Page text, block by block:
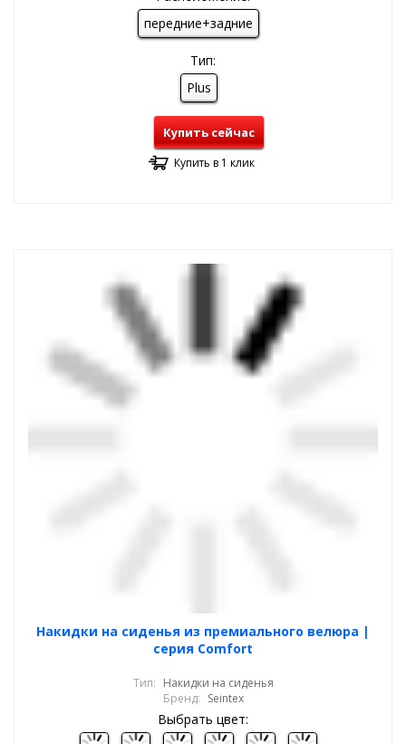
передние+задние
Тип:
Plus
Купить сейчас
Купить в 1 клик
Накидки на сиденья из премиального велюра |
серия Comfort
Тип: Накидки на сиденья
Бренд: Seintex
Выбрать цвет: